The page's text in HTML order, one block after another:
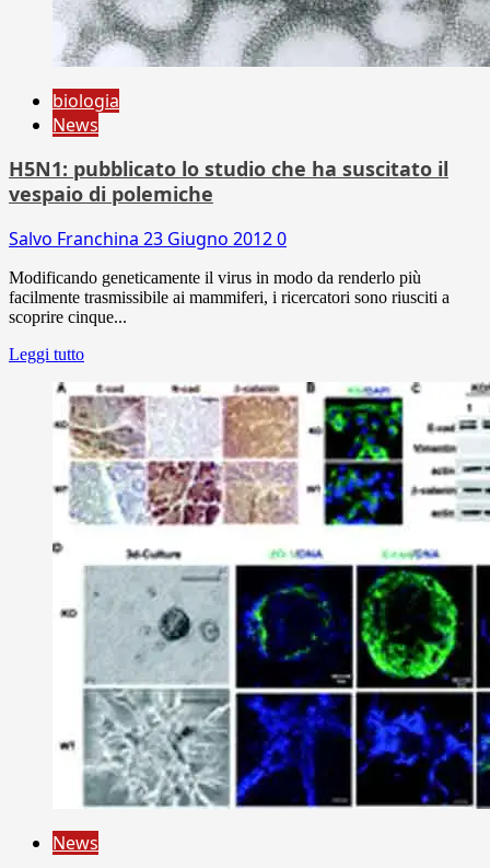
biologia
News
H5N1: pubblicato lo studio che ha suscitato il
vespaio di polemiche
Salvo Franchina 23 Giugno 20120
Modificando geneticamente il virus in modo da renderlo più
facilmente trasmissibile ai mammiferi, i ricercatori sono riusciti a
scoprire cinque...
Leggi tutto
News